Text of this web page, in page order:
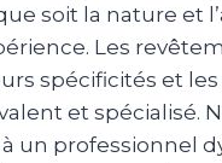
soit la nature et
Les
spécificités et
et spécialisé.
un professionnel